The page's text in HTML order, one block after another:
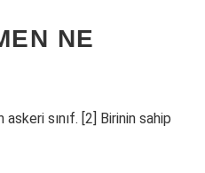
NE
sınıf. [2] Birinin sahip